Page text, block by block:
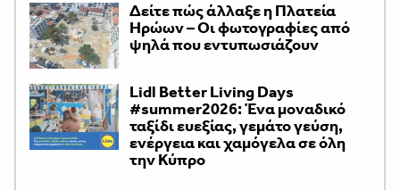
Δείτε πώς άλλαξε η Πλατεία
Ηρώων – Οι φωτογραφίες από
ψηλά που εντυπωσιάζουν
Lidl Better Living Days
#summer2026: Ένα μοναδικό
ταξίδι ευεξίας, γεμάτο γεύση,
ενέργεια και χαμόγελα σε όλη
την Κύπρο